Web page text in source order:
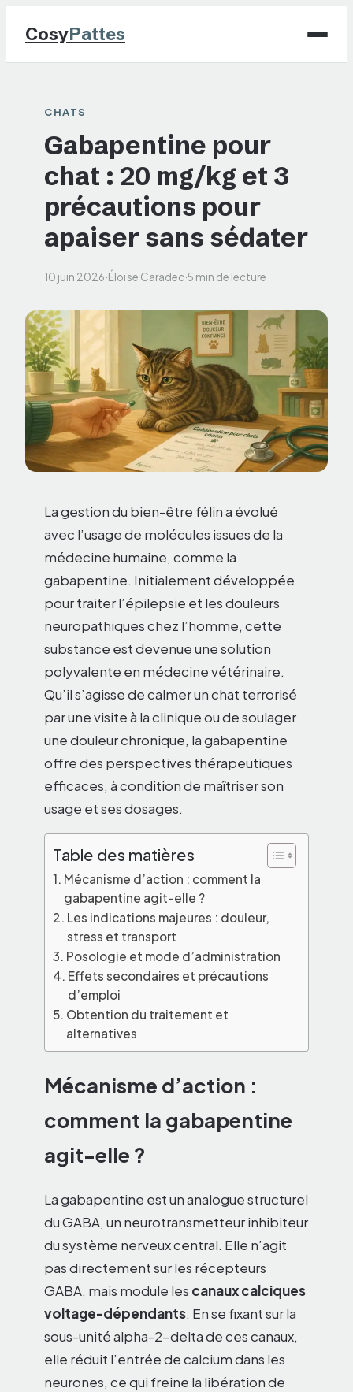
CosyPattes
Chats
NAC
Maison
CHATS
Gabapentine pour
chat : 20 mg/kg et 3
précautions pour
apaiser sans sédater
10 juin 2026·Éloïse Caradec·5 min de lecture
La gestion du bien-être félin a évolué
avec l’usage de molécules issues de la
médecine humaine, comme la
gabapentine. Initialement développée
pour traiter l’épilepsie et les douleurs
neuropathiques chez l’homme, cette
substance est devenue une solution
polyvalente en médecine vétérinaire.
Qu’il s’agisse de calmer un chat terrorisé
par une visite à la clinique ou de soulager
une douleur chronique, la gabapentine
offre des perspectives thérapeutiques
efficaces, à condition de maîtriser son
usage et ses dosages.
Table des matières
Mécanisme d’action : comment la
gabapentine agit-elle ?
Les indications majeures : douleur,
stress et transport
Posologie et mode d’administration
Effets secondaires et précautions
d’emploi
Obtention du traitement et
alternatives
Mécanisme d’action :
comment la gabapentine
agit-elle ?
La gabapentine est un analogue structurel
du GABA, un neurotransmetteur inhibiteur
du système nerveux central. Elle n’agit
pas directement sur les récepteurs
GABA, mais module les canaux calciques
voltage-dépendants. En se fixant sur la
sous-unité alpha-2-delta de ces canaux,
elle réduit l’entrée de calcium dans les
neurones, ce qui freine la libération de